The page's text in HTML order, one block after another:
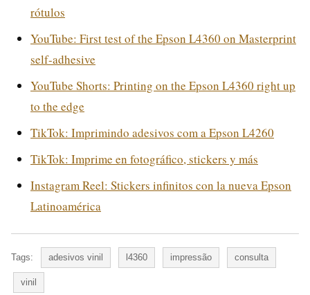
rótulos
YouTube: First test of the Epson L4360 on Masterprint
self-adhesive
YouTube Shorts: Printing on the Epson L4360 right up
to the edge
TikTok: Imprimindo adesivos com a Epson L4260
TikTok: Imprime en fotográfico, stickers y más
Instagram Reel: Stickers infinitos con la nueva Epson
Latinoamérica
Tags: adesivos vinil l4360 impressão consulta
vinil